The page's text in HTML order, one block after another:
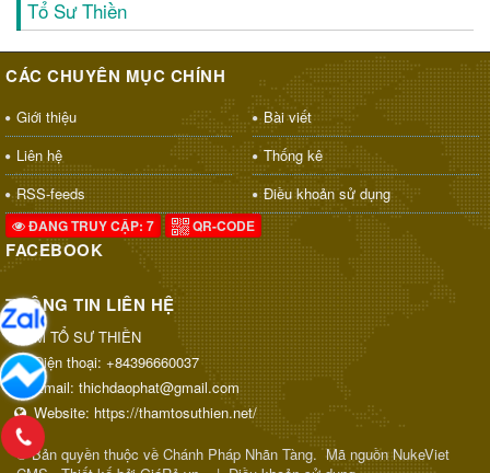
Tổ Sư Thiền
CÁC CHUYÊN MỤC CHÍNH
Giới thiệu
Bài viết
Liên hệ
Thống kê
RSS-feeds
Điều khoản sử dụng
ĐANG TRUY CẬP: 7 QR-CODE
FACEBOOK
THÔNG TIN LIÊN HỆ
THAM TỔ SƯ THIỀN
Điện thoại: +84396660037
Email: thichdaophat@gmail.com
Website: https://thamtosuthien.net/
© Bản quyền thuộc về Chánh Pháp Nhãn Tàng.Mã nguồnNukeViet